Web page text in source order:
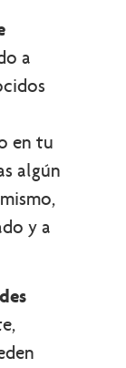
a
en tu
algún
y a